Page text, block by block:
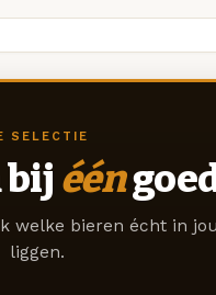
SELECTIE
bij één
welke bieren écht in
liggen.